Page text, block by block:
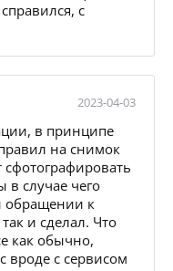
с
2023-04-03
в принципе
на снимок
сфотографировать
в случае чего
обращении к
и сделал. Что
как обычно,
вроде с сервисом